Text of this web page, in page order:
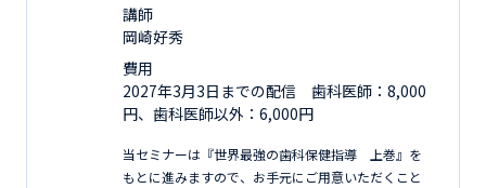
講師
岡崎好秀
費用
2027年3月3日までの配信 歯科医師：8,000
円、歯科医師以外：6,000円
当セミナーは『世界最強の歯科保健指導 上巻』を
もとに進みますので、お手元にご用意いただくこと